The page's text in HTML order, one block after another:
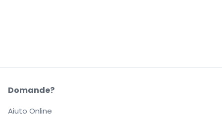
Domande?
Aiuto Online